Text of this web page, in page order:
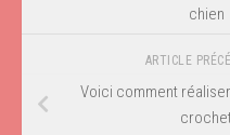
chien
ARTICLE
Voici comment